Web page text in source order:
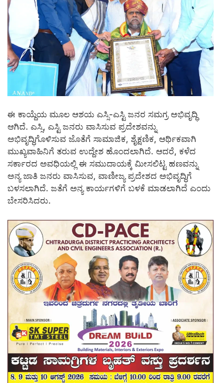
ಈ ಕಾಯ್ದೆಯ ಮೂಲ ಆಶಯ ಎಸ್ಸಿ-ಎಸ್ಟಿ ಜನರ ಸಮಗ್ರ ಅಭಿವೃದ್ಧಿ
ಆಗಿದೆ. ಎಸ್ಸಿ, ಎಸ್ಟಿ ಜನರು ವಾಸಿಸುವ ಪ್ರದೇಶವನ್ನು
ಅಭಿವೃದ್ಧಿಗೊಳಿಸುವ ಜೊತೆಗೆ ಸಾಮಾಜಿಕ, ಶೈಕ್ಷಣಿಕ, ಆರ್ಥಿಕವಾಗಿ
ಮುಖ್ಯವಾಹಿನಿಗೆ ತರುವ ಉದ್ದೇಶ ಹೊಂದಲಾಗಿದೆ. ಆದರೆ, ಕಳೆದ
ಸರ್ಕಾರದ ಅವಧಿಯಲ್ಲಿ ಈ ಸಮುದಾಯಕ್ಕೆ ಮೀಸಲಿಟ್ಟ ಹಣವನ್ನು
ಅನ್ಯ ಜಾತಿ ಜನರು ವಾಸಿಸುವ, ವಾಣೀಜ್ಯ ಪ್ರದೇಶದ ಅಭಿವೃದ್ಧಿಗೆ
ಬಳಸಲಾಗಿದೆ. ಜತೆಗೆ ಅನ್ಯ ಕಾರ್ಯಗಳಿಗೆ ಬಳಕೆ ಮಾಡಲಾಗಿದೆ ಎಂದು
ಬೇಸರಿಸಿದರು.